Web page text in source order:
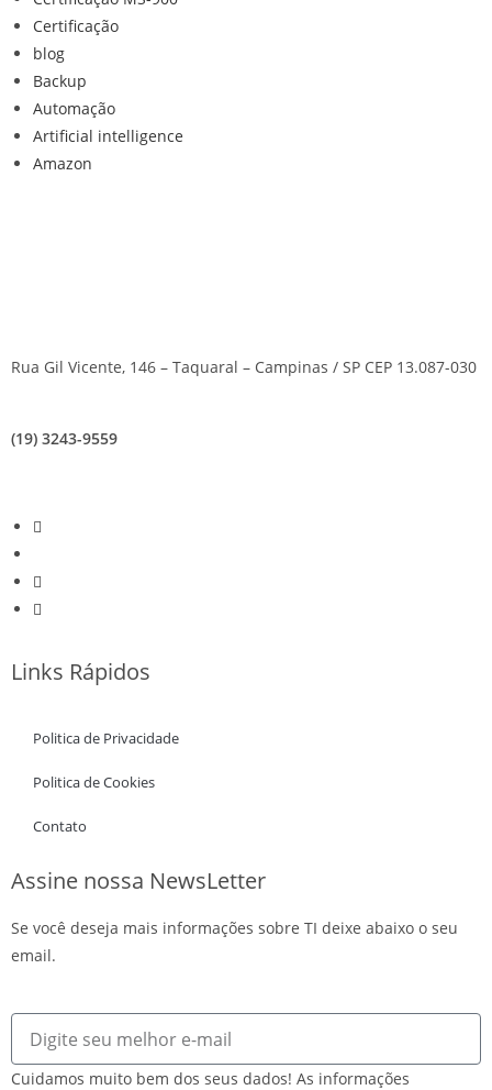
Certificação
blog
Backup
Automação
Artificial intelligence
Amazon
Rua Gil Vicente, 146 – Taquaral – Campinas / SP CEP 13.087-030
(19) 3243-9559
Links Rápidos
Politica de Privacidade
Politica de Cookies
Contato
Assine nossa NewsLetter
Se você deseja mais informações sobre TI deixe abaixo o seu
email.
Cuidamos muito bem dos seus dados! As informações